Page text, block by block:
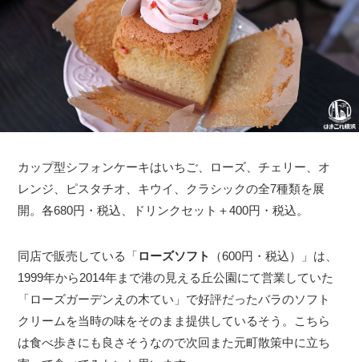
カップ型シフォンケーキはいちご、ローズ、チェリー、オ
レンジ、ピスタチオ、キウイ、クラシックの全7種類を展
開。各680円・税込、ドリンクセット＋400円・税込。
同店で販売している「ローズソフト
（600円・税込）」は、
1999年から2014年まで港の見える丘公園にて営業していた
「ローズガーデンえの木てい」で好評だったバラのソフト
クリームを当時の味をそのまま提供しているそう。こちら
は食べ歩きにも良さそうなので次回また元町散策中に立ち